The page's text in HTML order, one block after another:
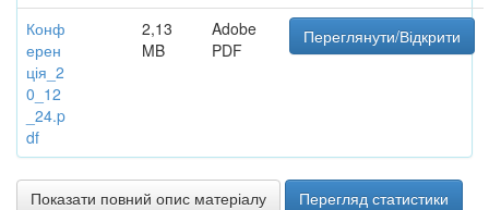
Конф
ерен
ція_2
0_12
_24.p
df
2,13
MB
Adobe
PDF
Переглянути/Відкрити
Показати повний опис матеріалу Перегляд статистики